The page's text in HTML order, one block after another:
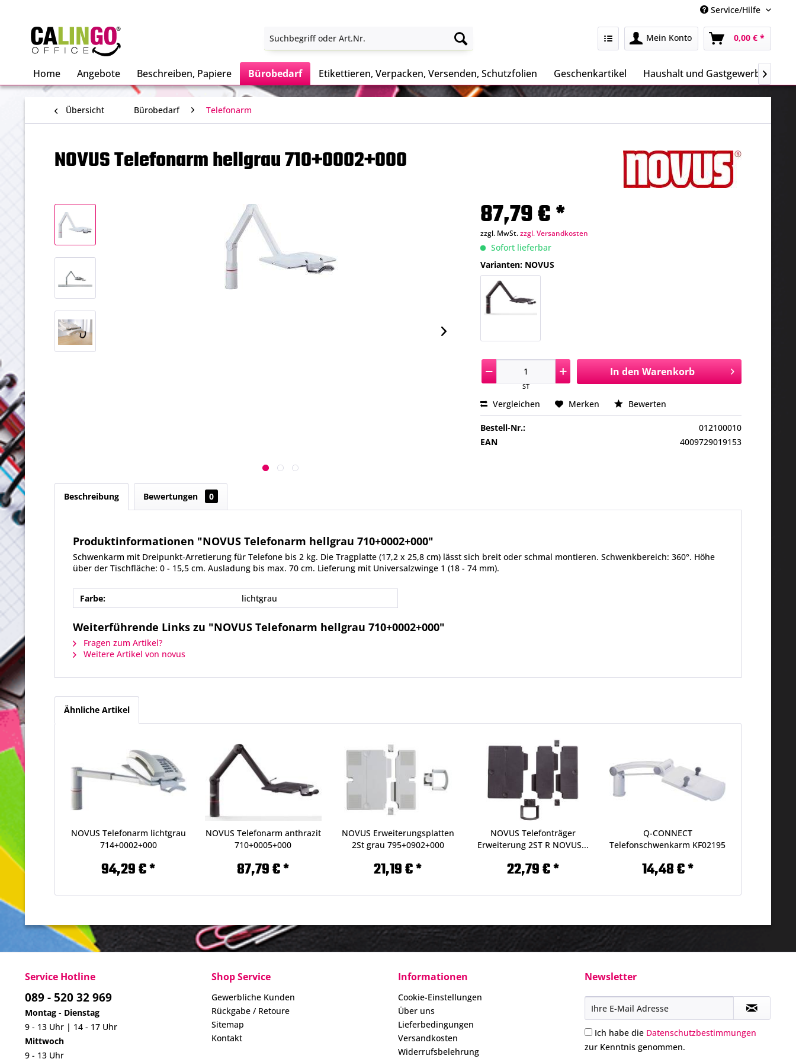
Service/Hilfe
Mein Konto 0,00 € *
Home Angebote Beschreiben, Papiere Bürobedarf Etikettieren, Verpacken, Versenden, Schutzfolien Geschenkartikel Haushalt und Gastgewerbe
Übersicht Bürobedarf Telefonarm
NOVUS Telefonarm hellgrau 710+0002+000
87,79 € *
zzgl. MwSt.zzgl. Versandkosten
Sofort lieferbar
Varianten: NOVUS
ST
In den Warenkorb
Vergleichen Merken Bewerten
Bestell-Nr.:
012100010
EAN
4009729019153
Beschreibung Bewertungen 0
Produktinformationen "NOVUS Telefonarm hellgrau 710+0002+000"
Schwenkarm mit Dreipunkt-Arretierung für Telefone bis 2 kg. Die Tragplatte (17,2 x 25,8 cm) lässt sich breit oder schmal montieren. Schwenkbereich: 360°. Höhe
über der Tischfläche: 0 - 15,5 cm. Ausladung bis max. 70 cm. Lieferung mit Universalzwinge 1 (18 - 74 mm).
Farbe: lichtgrau
Weiterführende Links zu "NOVUS Telefonarm hellgrau 710+0002+000"
Fragen zum Artikel?
Weitere Artikel von novus
Ähnliche Artikel
NOVUS Telefonarm lichtgrau
714+0002+000
94,29 € *
NOVUS Telefonarm anthrazit
710+0005+000
87,79 € *
NOVUS Erweiterungsplatten
2St grau 795+0902+000
21,19 € *
NOVUS Telefonträger
Erweiterung 2ST R NOVUS...
22,79 € *
Q-CONNECT
Telefonschwenkarm KF02195
14,48 € *
Service Hotline
089 - 520 32 969
Montag - Dienstag
9 - 13 Uhr | 14 - 17 Uhr
Mittwoch
9 - 13 Uhr
Shop Service
Gewerbliche Kunden
Rückgabe / Retoure
Sitemap
Kontakt
Informationen
Cookie-Einstellungen
Über uns
Lieferbedingungen
Versandkosten
Widerrufsbelehrung
Newsletter
Ich habe die Datenschutzbestimmungen
zur Kenntnis genommen.